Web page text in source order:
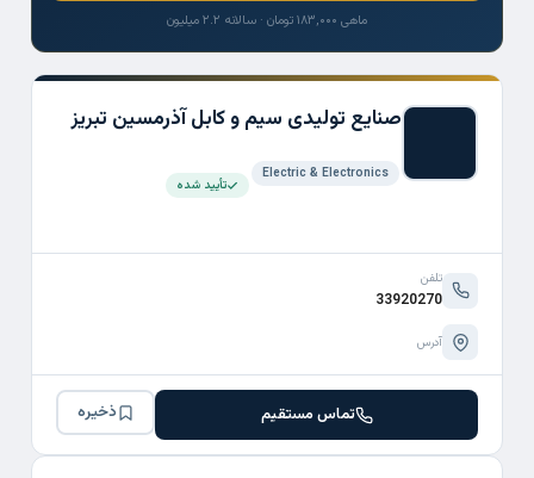
صنایع تولیدی سیم و کابل آذرمسین تبریز
Electric & Electronics
تأیید شده
تلفن
33920270
آدرس
تماس مستقیم ذخیره
ماهی ۱۸۳,۰۰۰ تومان · سالانه ۲.۲ میلیون